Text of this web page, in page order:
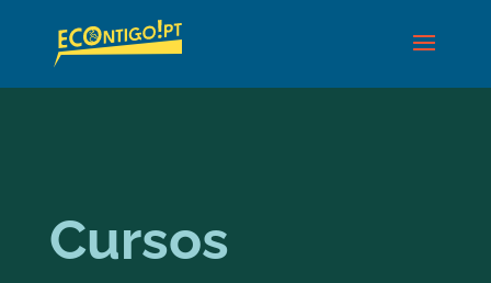
Cursos